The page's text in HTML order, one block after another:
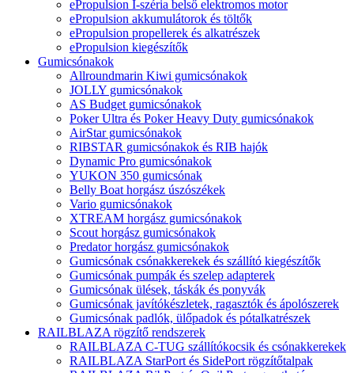
ePropulsion I-széria belső elektromos motor
ePropulsion akkumulátorok és töltők
ePropulsion propellerek és alkatrészek
ePropulsion kiegészítők
Gumicsónakok
Allroundmarin Kiwi gumicsónakok
JOLLY gumicsónakok
AS Budget gumicsónakok
Poker Ultra és Poker Heavy Duty gumicsónakok
AirStar gumicsónakok
RIBSTAR gumicsónakok és RIB hajók
Dynamic Pro gumicsónakok
YUKON 350 gumicsónak
Belly Boat horgász úszószékek
Vario gumicsónakok
XTREAM horgász gumicsónakok
Scout horgász gumicsónakok
Predator horgász gumicsónakok
Gumicsónak csónakkerekek és szállító kiegészítők
Gumicsónak pumpák és szelep adapterek
Gumicsónak ülések, táskák és ponyvák
Gumicsónak javítókészletek, ragasztók és ápolószerek
Gumicsónak padlók, ülőpadok és pótalkatrészek
RAILBLAZA rögzítő rendszerek
RAILBLAZA C-TUG szállítókocsik és csónakkerekek
RAILBLAZA StarPort és SidePort rögzítőtalpak